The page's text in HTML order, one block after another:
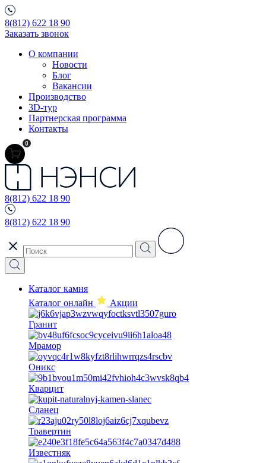
8(812) 622 18 90
Заказать звонок
О компании
Новости
Блог
Вакансии
Производство
3D-тур
Партнерская программа
Контакты
0
8(812) 622 18 90
8(812) 622 18 90
Каталог камня
Каталог онлайн
Акции
Гранит
Мрамор
Оникс
Кварцит
Сланец
Травертин
Известняк